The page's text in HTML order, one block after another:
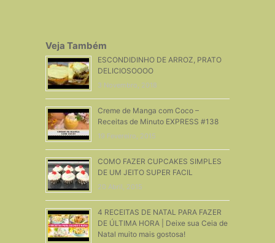
Veja Também
ESCONDIDINHO DE ARROZ, PRATO
DELICIOSOOOO
3 Novembro, 2018
Creme de Manga com Coco –
Receitas de Minuto EXPRESS #138
19 Fevereiro, 2015
COMO FAZER CUPCAKES SIMPLES
DE UM JEITO SUPER FACIL
20 Abril, 2015
4 RECEITAS DE NATAL PARA FAZER
DE ÚLTIMA HORA | Deixe sua Ceia de
Natal muito mais gostosa!